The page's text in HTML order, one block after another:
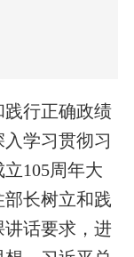
践行正确政绩
入学习贯彻习
105周年大
长树立和践
话要求，进